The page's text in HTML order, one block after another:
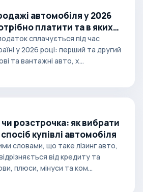
автомобіля у 2026
платити та в яких
сплачується під час
у 2026 році: перший та другий
та вантажні авто, х...
розстрочка: як вибрати
купівлі автомобіля
словами, що таке лізинг авто,
від кредиту та
плюси, мінуси та ком...